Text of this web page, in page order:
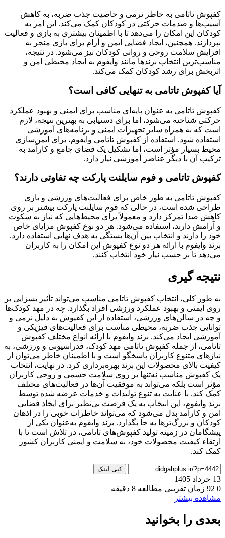
کفپوش تاتامی به خاطر نرمی و خاصیت جذب ضربه، به کاهش
آسیب‌ها و صدمات حرکتی در کودکان کمک می‌کند. این امر به
کودکان این امکان را می‌دهد تا با اطمینان بیشتری به بازی و فعالیت
بپردازند. همچنین، ایجاد فضایی ایمن و آرام برای بازی منجر به
افزایش سلامت روحی و روانی کودکان نیز می‌شود. در نتیجه،
مناسب‌ترین انتخاب برندها مانند وایفوم به ایجاد محیطی امن و
اثربخش برای رشد کودکان کمک می‌کند.
آیا کفپوش تاتامی به تنهایی کافی است؟
کفپوش تاتامی به عنوان پایه‌ای مناسب برای ایمنی و بهبود عملکرد
حرکتی شناخته می‌شود، اما برای دستیابی به بهترین نتیجه، لازم
است که به همراه سایر تجهیزات ایمنی و برنامه‌های آموزشی
استفاده شود. استفاده از کفپوش تاتامی وایفوم، برای ایمن‌سازی
محیط بسیار مؤثر است، اما تشکیل یک فضای جامع و کارآمد به
ترکیب آن با دیگر عناصر آموزشی نیاز دارد.
کفپوش تاتامی و فوم سایلنت پارکت چه تفاوتی دارند؟
کفپوش تاتامی به طور خاص برای فعالیت‌های ورزشی و بازی
طراحی شده است، در حالی که فوم سایلنت پارکت بیشتر بر روی
کاهش صدا تمرکز دارد و معمولاً برای محیط‌هایی که نیاز به سکوت
و آرامش دارند، استفاده می‌شود. هر دو نوع کفپوش مزایای خاص
خود را دارند و انتخاب بین آن‌ها بستگی به هدف نهایی استفاده دارد.
برند وایفوم با ارائه هر دو نوع کفپوش این امکان را به کاربران
می‌دهد تا بر حسب نیاز خود انتخاب کنند.
نتیجه گیری
به طور کلی، انتخاب کفپوش تاتامی مناسب می‌تواند تأثیر بسزایی بر
روی ایمنی و بهبود عملکرد ورزشی افراد بگذارد. چه در مهد کودک‌ها
و چه در سالن‌های ورزشی، استفاده از این کفپوش به دلیل نرمی و
توانایی جذب ضربه، محیطی مناسب برای فعالیت‌های فیزیکی و
آموزشی ایجاد می‌کند. برند وایفوم با ارائه انواع مختلف کفپوش
تاتامی، از جمله کفپوش تاتامی مهد کودک، فدراسیونی و ورزشی، به
نیازهای متنوع کاربران پاسخگو است و با اطمینان خاطر می‌توان از
کیفیت بالای محصولات این برند بهره‌برداری کرد. در نهایت، انتخاب
یک کفپوش مناسب نه‌تنها بر روی سلامت جسمی و روحی کاربران
مؤثر است بلکه می‌تواند به موفقیت آن‌ها در فعالیت‌های مختلف
کمک کند. با عنایت به تنوع تولیدات و خدمات عرضه شده توسط
برند وایفوم، این انتخاب به یک فرصت بی‌نظیر برای ایجاد فضایی
امن و کارآمد بدل می‌شود که می‌تواند خاطرات خوبی را در اذهان
کودکان و بزرگ‌ترها به جا بگذارد. برند وایفوم به‌عنوان یکی از
پیشگامان در زمینه تولید کفپوش‌های تاتامی، در تلاش است تا با
ارتقاء کیفیت محصولات خود، به سلامت و ایمنی کاربران کشور
کمک کند.
کپی لینک
13 خرداد 1405
0
زمان تقریبی مطالعه 8 دقیقه
مشاهده بیشتر
بعدی را بخوانید